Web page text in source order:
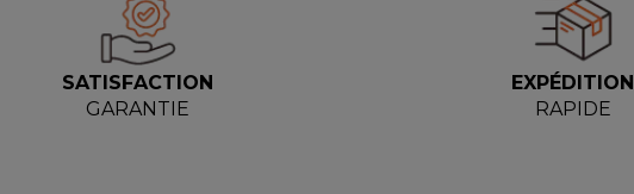
SATISFACTION
GARANTIE
EXPÉDITION
RAPIDE